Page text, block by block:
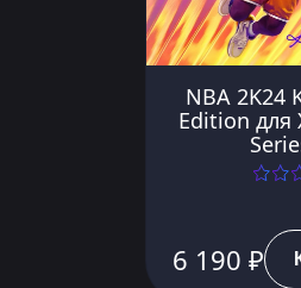
NBA 2K24
Edition для
6 190 ₽